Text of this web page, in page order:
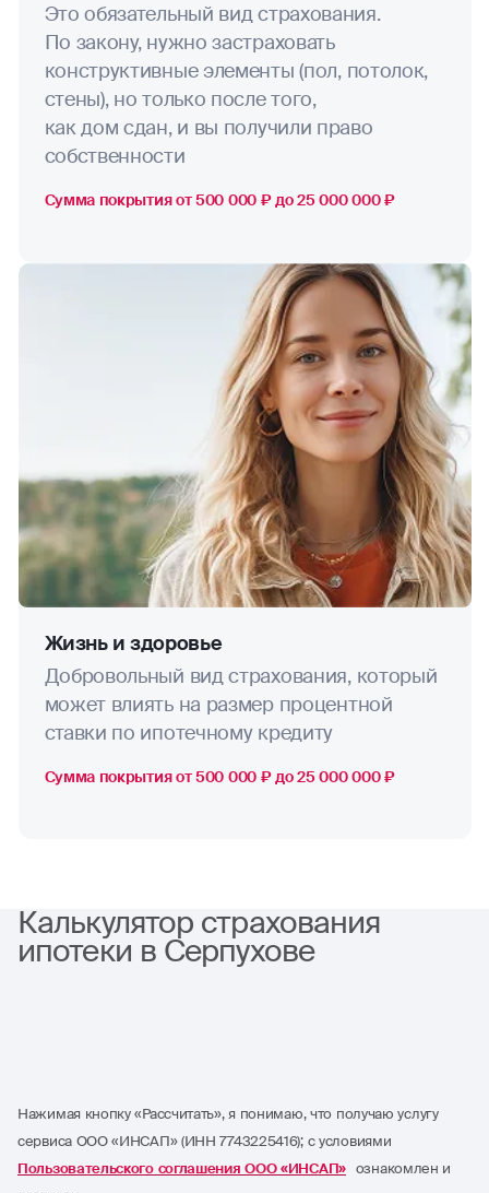
Это обязательный вид страхования.
По закону, нужно застраховать
конструктивные элементы (пол, потолок,
стены), но только после того,
как дом сдан, и вы получили право
собственности
Сумма покрытия от 500 000 ₽ до 25 000 000 ₽
Жизнь и здоровье
Добровольный вид страхования, который
может влиять на размер процентной
ставки по ипотечному кредиту
Сумма покрытия от 500 000 ₽ до 25 000 000 ₽
Калькулятор страхования
ипотеки в Серпухове
Нажимая кнопку «Рассчитать», я понимаю, что получаю услугу
сервиса ООО «ИНСАП» (ИНН 7743225416); с условиями
Пользовательского соглашения ООО «ИНСАП» ознакомлен и